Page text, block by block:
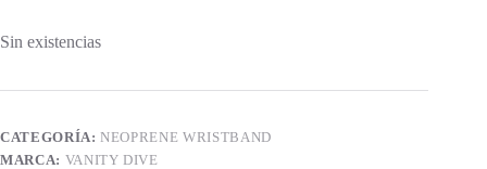
Sin existencias
CATEGORÍA:NEOPRENE WRISTBAND
MARCA: VANITY DIVE